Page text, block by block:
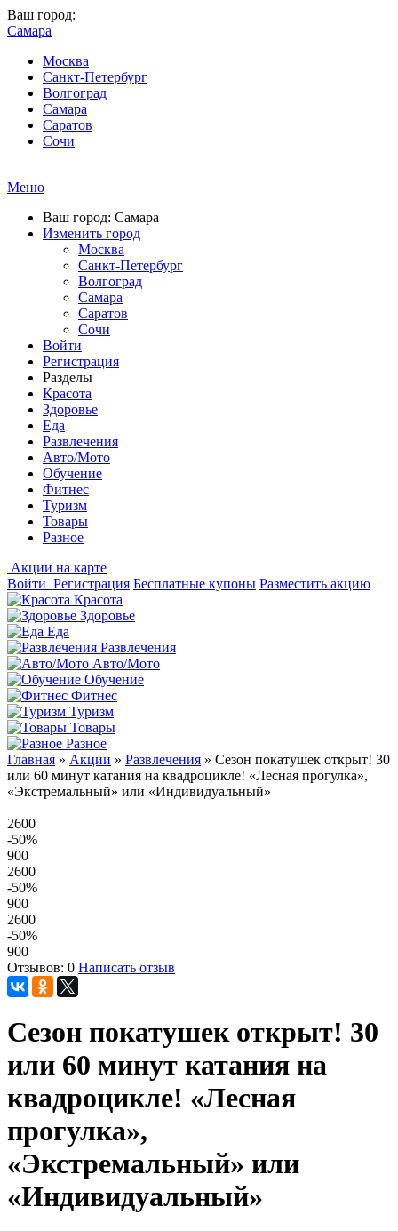
Ваш город:
Самара
Москва
Санкт-Петербург
Волгоград
Самара
Саратов
Сочи
Меню
Ваш город: Самара
Изменить город
Москва
Санкт-Петербург
Волгоград
Самара
Саратов
Сочи
Войти
Регистрация
Разделы
Красота
Здоровье
Еда
Развлечения
Авто/Мото
Обучение
Фитнес
Туризм
Товары
Разное
Акции на карте
Войти Регистрация Бесплатные купоны Разместить акцию
Красота
Здоровье
Еда
Развлечения
Авто/Мото
Обучение
Фитнес
Туризм
Товары
Разное
Главная » Акции » Развлечения » Сезон покатушек открыт! 30
или 60 минут катания на квадроцикле! «Лесная прогулка»,
«Экстремальный» или «Индивидуальный»
2600
-50%
900
2600
-50%
900
2600
-50%
900
Отзывов: 0 Написать отзыв
Сезон покатушек открыт! 30
или 60 минут катания на
квадроцикле! «Лесная
прогулка»,
«Экстремальный» или
«Индивидуальный»